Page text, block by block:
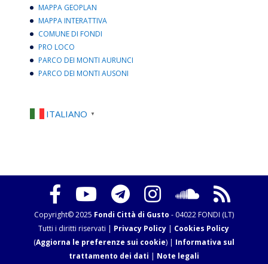
MAPPA GEOPLAN
MAPPA INTERATTIVA
COMUNE DI FONDI
PRO LOCO
PARCO DEI MONTI AURUNCI
PARCO DEI MONTI AUSONI
ITALIANO ▼
Copyright© 2025 Fondi Città di Gusto - 04022 FONDI (LT)
Tutti i diritti riservati | Privacy Policy | Cookies Policy
(Aggiorna le preferenze sui cookie) | Informativa sul
trattamento dei dati | Note legali